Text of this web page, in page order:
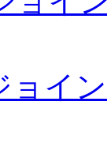
ョイ